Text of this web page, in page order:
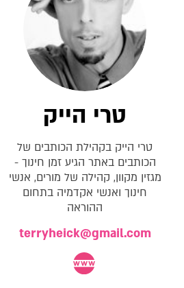
טרי הייק
טרי הייק בקהילת הכותבים של
הכותבים באתר הגיע זמן חינוך -
מגזין מקוון, קהילה של מורים, אנשי
חינוך ואנשי אקדמיה בתחום
ההוראה
terryheick@gmail.com